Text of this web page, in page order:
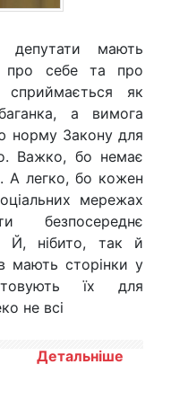
мають
про себе та про
сприймається як
а вимога
норму Закону для
Важко, бо немає
А легко, бо кожен
мережах
безпосереднє
Й, нібито, так й
мають сторінки у
їх для
не всі
Детальніше